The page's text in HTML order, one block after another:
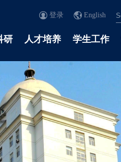
登录 English
研 人才培养 学生工作